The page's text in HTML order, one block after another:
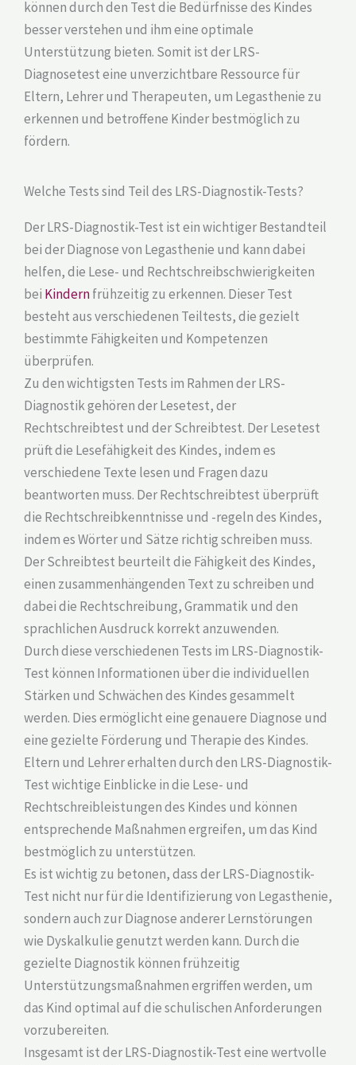
können durch den Test die Bedürfnisse des Kindes
besser verstehen und ihm eine optimale
Unterstützung bieten. Somit ist der LRS-
Diagnosetest eine unverzichtbare Ressource für
Eltern, Lehrer und Therapeuten, um Legasthenie zu
erkennen und betroffene Kinder bestmöglich zu
fördern.
Welche Tests sind Teil des LRS-Diagnostik-Tests?
Der LRS-Diagnostik-Test ist ein wichtiger Bestandteil
bei der Diagnose von Legasthenie und kann dabei
helfen, die Lese- und Rechtschreibschwierigkeiten
bei Kindernfrühzeitig zu erkennen. Dieser Test
besteht aus verschiedenen Teiltests, die gezielt
bestimmte Fähigkeiten und Kompetenzen
überprüfen.
Zu den wichtigsten Tests im Rahmen der LRS-
Diagnostik gehören der Lesetest, der
Rechtschreibtest und der Schreibtest. Der Lesetest
prüft die Lesefähigkeit des Kindes, indem es
verschiedene Texte lesen und Fragen dazu
beantworten muss. Der Rechtschreibtest überprüft
die Rechtschreibkenntnisse und -regeln des Kindes,
indem es Wörter und Sätze richtig schreiben muss.
Der Schreibtest beurteilt die Fähigkeit des Kindes,
einen zusammenhängenden Text zu schreiben und
dabei die Rechtschreibung, Grammatik und den
sprachlichen Ausdruck korrekt anzuwenden.
Durch diese verschiedenen Tests im LRS-Diagnostik-
Test können Informationen über die individuellen
Stärken und Schwächen des Kindes gesammelt
werden. Dies ermöglicht eine genauere Diagnose und
eine gezielte Förderung und Therapie des Kindes.
Eltern und Lehrer erhalten durch den LRS-Diagnostik-
Test wichtige Einblicke in die Lese- und
Rechtschreibleistungen des Kindes und können
entsprechende Maßnahmen ergreifen, um das Kind
bestmöglich zu unterstützen.
Es ist wichtig zu betonen, dass der LRS-Diagnostik-
Test nicht nur für die Identifizierung von Legasthenie,
sondern auch zur Diagnose anderer Lernstörungen
wie Dyskalkulie genutzt werden kann. Durch die
gezielte Diagnostik können frühzeitig
Unterstützungsmaßnahmen ergriffen werden, um
das Kind optimal auf die schulischen Anforderungen
vorzubereiten.
Insgesamt ist der LRS-Diagnostik-Test eine wertvolle